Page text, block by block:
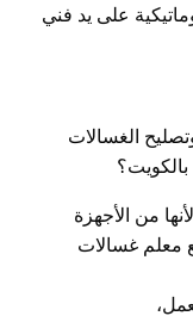
على يد فني
الغسالات
من الأجهزة
معلم غسالات